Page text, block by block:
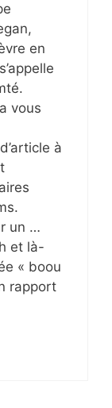
en
vous
à
un …
et là-
« boou
rapport